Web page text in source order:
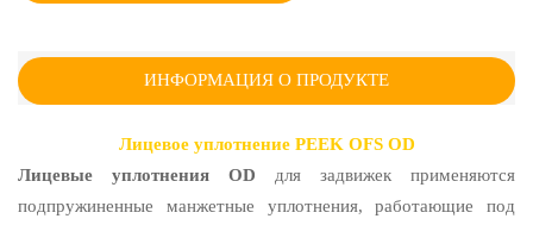
ИНФОРМАЦИЯ О ПРОДУКТЕ
Лицевое уплотнение PEEK OFS OD
Лицевые уплотнения OD для задвижек применяются
подпружиненные манжетные уплотнения, работающие под